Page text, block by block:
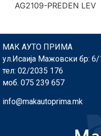
AG2109-PREDEN LEV
МАК АУТО ПРИМА
ул.Исаија Мажовски бр:
тел: 02/2035 176
моб. 075 239 657
info@makautoprima.mk